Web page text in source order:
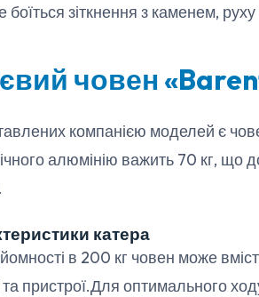
боїться зіткнення з каменем,
човен
компанією моделей є
алюмінію важить 70 кг, що
катера
в 200 кг човен може
та пристрої.Для оптимального